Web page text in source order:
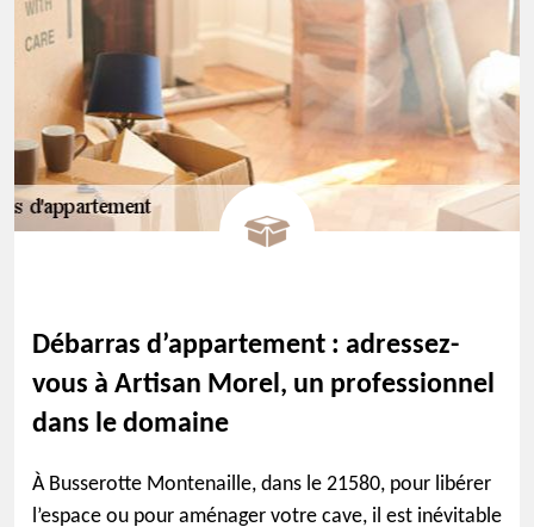
Débarras d’appartement : adressez-
vous à Artisan Morel, un professionnel
dans le domaine
À Busserotte Montenaille, dans le 21580, pour libérer
l’espace ou pour aménager votre cave, il est inévitable